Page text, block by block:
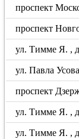
проспект
проспект
ул. Тимме Я. ,
ул. Павла
проспект
ул. Тимме Я. ,
ул. Тимме Я. ,